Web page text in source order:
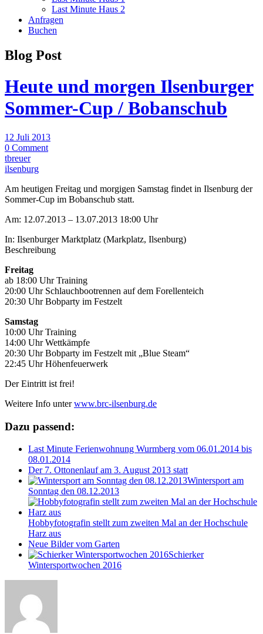
Last Minute Haus 2
Anfragen
Buchen
Blog Post
Heute und morgen Ilsenburger
Sommer-Cup / Bobanschub
12 Juli 2013
0 Comment
tbreuer
ilsenburg
Am heutigen Freitag und morgigen Samstag findet in Ilsenburg der
Sommer-Cup im Bobanschub statt.
Am: 12.07.2013 – 13.07.2013 18:00 Uhr
In: Ilsenburger Marktplatz (Markplatz, Ilsenburg)
Beschreibung
Freitag
ab 18:00 Uhr Training
20:00 Uhr Schlauchbootrennen auf dem Forellenteich
20:30 Uhr Bobparty im Festzelt
Samstag
10:00 Uhr Training
14:00 Uhr Wettkämpfe
20:30 Uhr Bobparty im Festzelt mit „Blue Steam“
22:45 Uhr Höhenfeuerwerk
Der Eintritt ist frei!
Weitere Info unterwww.brc-ilsenburg.de
Dazu passend:
Last Minute Ferienwohnung Wurmberg vom 06.01.2014 bis
08.01.2014
Der 7. Ottonenlauf am 3. August 2013 statt
Wintersport am
Sonntag den 08.12.2013
Hobbyfotografin stellt zum zweiten Mal an der Hochschule
Harz aus
Neue Bilder vom Garten
Schierker
Wintersportwochen 2016